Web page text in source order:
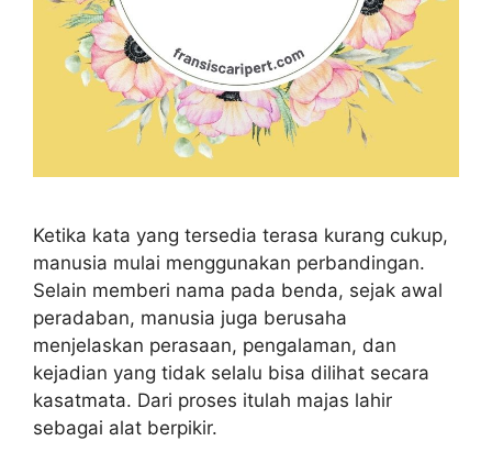
Ketika kata yang tersedia terasa kurang cukup,
manusia mulai menggunakan perbandingan.
Selain memberi nama pada benda, sejak awal
peradaban, manusia juga berusaha
menjelaskan perasaan, pengalaman, dan
kejadian yang tidak selalu bisa dilihat secara
kasatmata. Dari proses itulah majas lahir
sebagai alat berpikir.